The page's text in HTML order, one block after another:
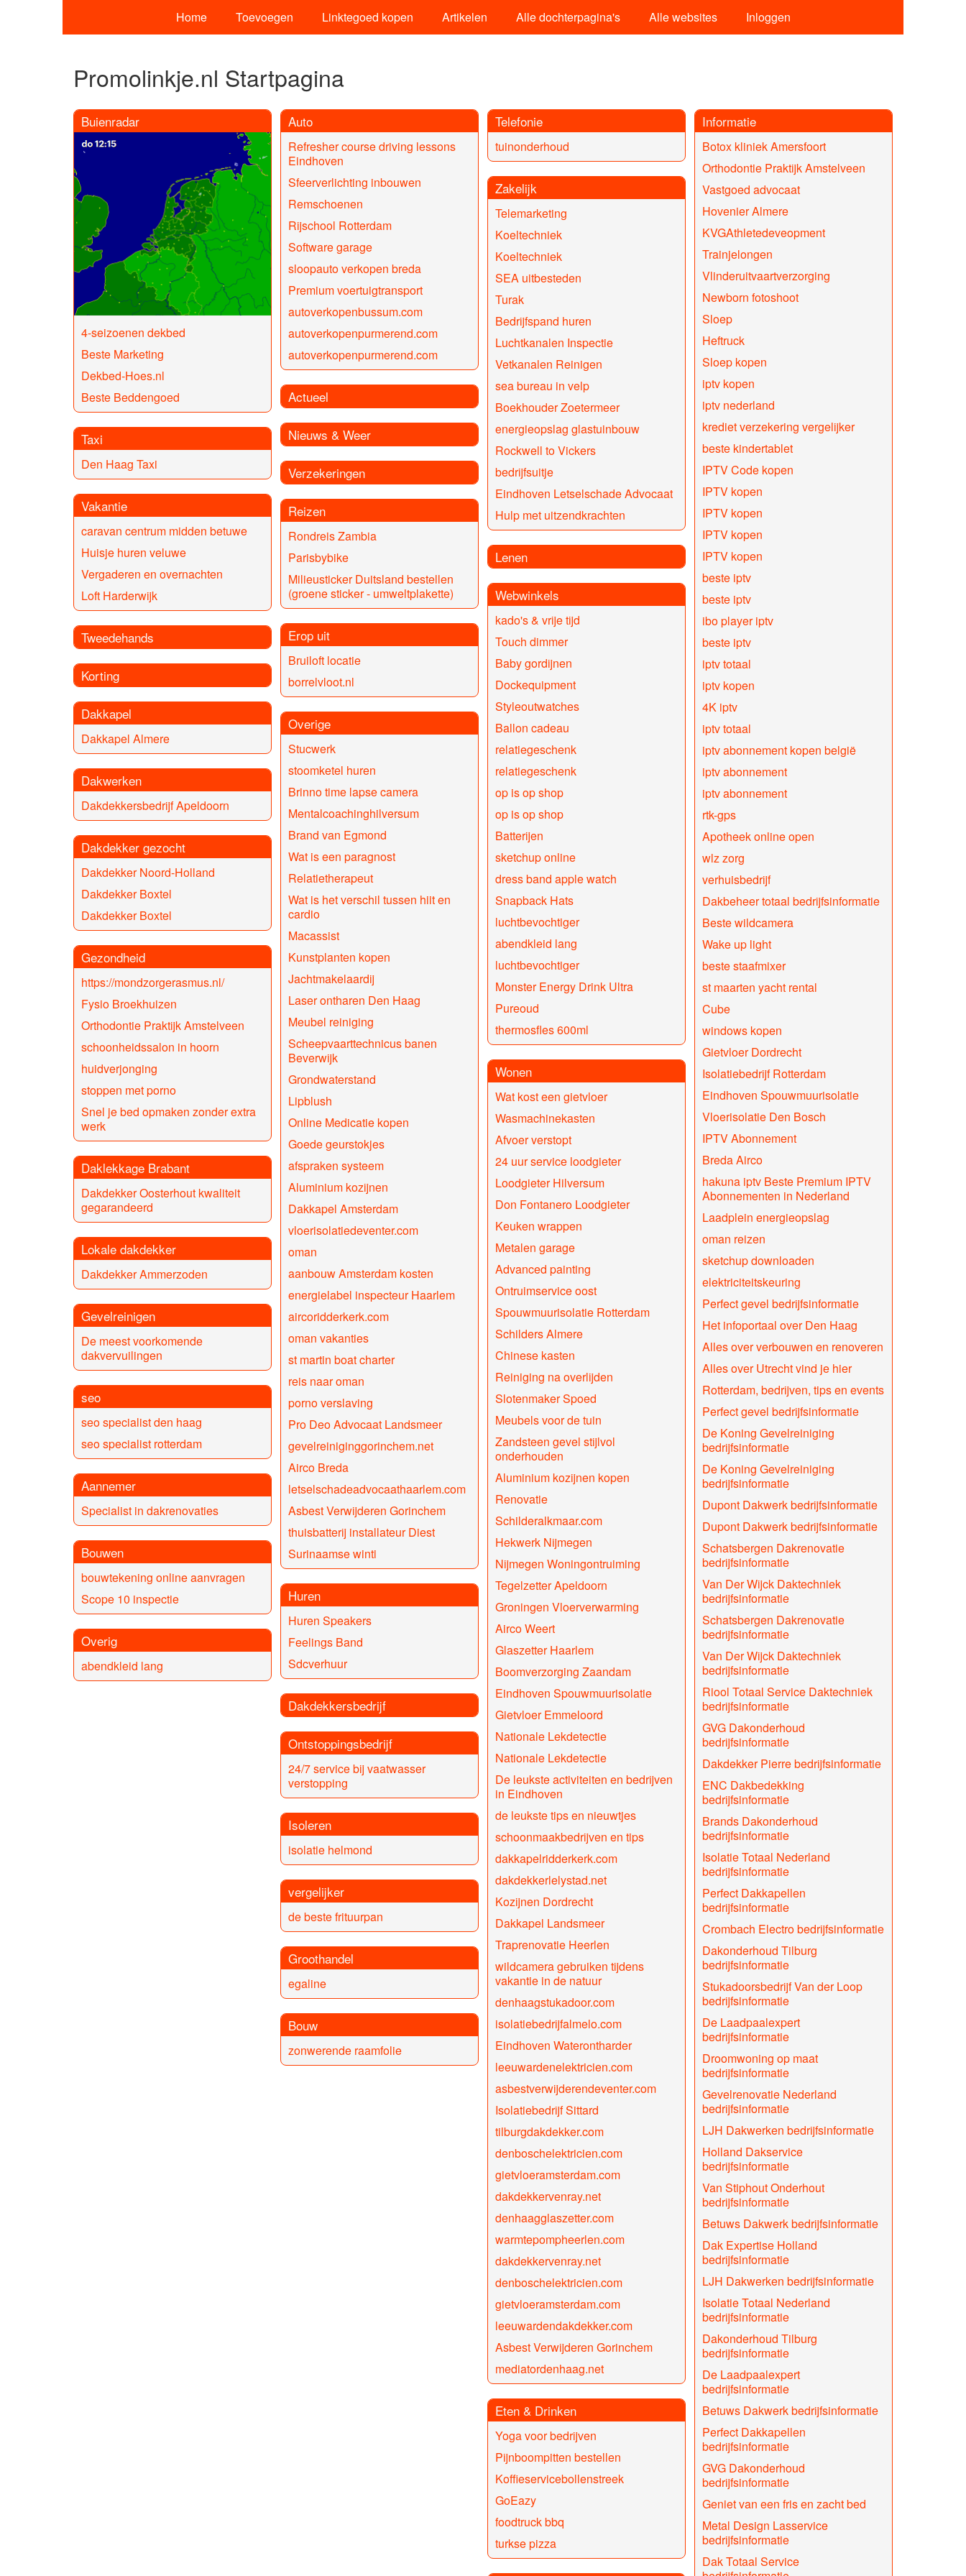
Home Toevoegen Linktegoed kopen Artikelen Alle dochterpagina's Alle websites Inloggen
Promolinkje.nl Startpagina
Buienradar
4-seizoenen dekbed
Beste Marketing
Dekbed-Hoes.nl
Beste Beddengoed
Taxi
Den Haag Taxi
Vakantie
caravan centrum midden betuwe
Huisje huren veluwe
Vergaderen en overnachten
Loft Harderwijk
Tweedehands
Korting
Dakkapel
Dakkapel Almere
Dakwerken
Dakdekkersbedrijf Apeldoorn
Dakdekker gezocht
Dakdekker Noord-Holland
Dakdekker Boxtel
Dakdekker Boxtel
Gezondheid
https://mondzorgerasmus.nl/
Fysio Broekhuizen
Orthodontie Praktijk Amstelveen
schoonheidssalon in hoorn
huidverjonging
stoppen met porno
Snel je bed opmaken zonder extra
werk
Daklekkage Brabant
Dakdekker Oosterhout kwaliteit
gegarandeerd
Lokale dakdekker
Dakdekker Ammerzoden
Gevelreinigen
De meest voorkomende
dakvervuilingen
seo
seo specialist den haag
seo specialist rotterdam
Aannemer
Specialist in dakrenovaties
Bouwen
bouwtekening online aanvragen
Scope 10 inspectie
Overig
abendkleid lang
Auto
Refresher course driving lessons
Eindhoven
Sfeerverlichting inbouwen
Remschoenen
Rijschool Rotterdam
Software garage
sloopauto verkopen breda
Premium voertuigtransport
autoverkopenbussum.com
autoverkopenpurmerend.com
autoverkopenpurmerend.com
Actueel
Nieuws & Weer
Verzekeringen
Reizen
Rondreis Zambia
Parisbybike
Milieusticker Duitsland bestellen
(groene sticker - umweltplakette)
Erop uit
Bruiloft locatie
borrelvloot.nl
Overige
Stucwerk
stoomketel huren
Brinno time lapse camera
Mentalcoachinghilversum
Brand van Egmond
Wat is een paragnost
Relatietherapeut
Wat is het verschil tussen hiit en
cardio
Macassist
Kunstplanten kopen
Jachtmakelaardij
Laser ontharen Den Haag
Meubel reiniging
Scheepvaarttechnicus banen
Beverwijk
Grondwaterstand
Lipblush
Online Medicatie kopen
Goede geurstokjes
afspraken systeem
Aluminium kozijnen
Dakkapel Amsterdam
vloerisolatiedeventer.com
oman
aanbouw Amsterdam kosten
energielabel inspecteur Haarlem
aircoridderkerk.com
oman vakanties
st martin boat charter
reis naar oman
porno verslaving
Pro Deo Advocaat Landsmeer
gevelreiniginggorinchem.net
Airco Breda
letselschadeadvocaathaarlem.com
Asbest Verwijderen Gorinchem
thuisbatterij installateur Diest
Surinaamse winti
Huren
Huren Speakers
Feelings Band
Sdcverhuur
Dakdekkersbedrijf
Ontstoppingsbedrijf
24/7 service bij vaatwasser
verstopping
Isoleren
isolatie helmond
vergelijker
de beste frituurpan
Groothandel
egaline
Bouw
zonwerende raamfolie
Telefonie
tuinonderhoud
Zakelijk
Telemarketing
Koeltechniek
Koeltechniek
SEA uitbesteden
Turak
Bedrijfspand huren
Luchtkanalen Inspectie
Vetkanalen Reinigen
sea bureau in velp
Boekhouder Zoetermeer
energieopslag glastuinbouw
Rockwell to Vickers
bedrijfsuitje
Eindhoven Letselschade Advocaat
Hulp met uitzendkrachten
Lenen
Webwinkels
kado's & vrije tijd
Touch dimmer
Baby gordijnen
Dockequipment
Styleoutwatches
Ballon cadeau
relatiegeschenk
relatiegeschenk
op is op shop
op is op shop
Batterijen
sketchup online
dress band apple watch
Snapback Hats
luchtbevochtiger
abendkleid lang
luchtbevochtiger
Monster Energy Drink Ultra
Pureoud
thermosfles 600ml
Wonen
Wat kost een gietvloer
Wasmachinekasten
Afvoer verstopt
24 uur service loodgieter
Loodgieter Hilversum
Don Fontanero Loodgieter
Keuken wrappen
Metalen garage
Advanced painting
Ontruimservice oost
Spouwmuurisolatie Rotterdam
Schilders Almere
Chinese kasten
Reiniging na overlijden
Slotenmaker Spoed
Meubels voor de tuin
Zandsteen gevel stijlvol
onderhouden
Aluminium kozijnen kopen
Renovatie
Schilderalkmaar.com
Hekwerk Nijmegen
Nijmegen Woningontruiming
Tegelzetter Apeldoorn
Groningen Vloerverwarming
Airco Weert
Glaszetter Haarlem
Boomverzorging Zaandam
Eindhoven Spouwmuurisolatie
Gietvloer Emmeloord
Nationale Lekdetectie
Nationale Lekdetectie
De leukste activiteiten en bedrijven
in Eindhoven
de leukste tips en nieuwtjes
schoonmaakbedrijven en tips
dakkapelridderkerk.com
dakdekkerlelystad.net
Kozijnen Dordrecht
Dakkapel Landsmeer
Traprenovatie Heerlen
wildcamera gebruiken tijdens
vakantie in de natuur
denhaagstukadoor.com
isolatiebedrijfalmelo.com
Eindhoven Waterontharder
leeuwardenelektricien.com
asbestverwijderendeventer.com
Isolatiebedrijf Sittard
tilburgdakdekker.com
denboschelektricien.com
gietvloeramsterdam.com
dakdekkervenray.net
denhaagglaszetter.com
warmtepompheerlen.com
dakdekkervenray.net
denboschelektricien.com
gietvloeramsterdam.com
leeuwardendakdekker.com
Asbest Verwijderen Gorinchem
mediatordenhaag.net
Eten & Drinken
Yoga voor bedrijven
Pijnboompitten bestellen
Koffieservicebollenstreek
GoEazy
foodtruck bbq
turkse pizza
Informatie
Botox kliniek Amersfoort
Orthodontie Praktijk Amstelveen
Vastgoed advocaat
Hovenier Almere
KVGAthletedeveopment
Trainjelongen
Vlinderuitvaartverzorging
Newborn fotoshoot
Sloep
Heftruck
Sloep kopen
iptv kopen
iptv nederland
krediet verzekering vergelijker
beste kindertablet
IPTV Code kopen
IPTV kopen
IPTV kopen
IPTV kopen
IPTV kopen
beste iptv
beste iptv
ibo player iptv
beste iptv
iptv totaal
iptv kopen
4K iptv
iptv totaal
iptv abonnement kopen belgië
iptv abonnement
iptv abonnement
rtk-gps
Apotheek online open
wlz zorg
verhuisbedrijf
Dakbeheer totaal bedrijfsinformatie
Beste wildcamera
Wake up light
beste staafmixer
st maarten yacht rental
Cube
windows kopen
Gietvloer Dordrecht
Isolatiebedrijf Rotterdam
Eindhoven Spouwmuurisolatie
Vloerisolatie Den Bosch
IPTV Abonnement
Breda Airco
hakuna iptv Beste Premium IPTV
Abonnementen in Nederland
Laadplein energieopslag
oman reizen
sketchup downloaden
elektriciteitskeuring
Perfect gevel bedrijfsinformatie
Het infoportaal over Den Haag
Alles over verbouwen en renoveren
Alles over Utrecht vind je hier
Rotterdam, bedrijven, tips en events
Perfect gevel bedrijfsinformatie
De Koning Gevelreiniging
bedrijfsinformatie
De Koning Gevelreiniging
bedrijfsinformatie
Dupont Dakwerk bedrijfsinformatie
Dupont Dakwerk bedrijfsinformatie
Schatsbergen Dakrenovatie
bedrijfsinformatie
Van Der Wijck Daktechniek
bedrijfsinformatie
Schatsbergen Dakrenovatie
bedrijfsinformatie
Van Der Wijck Daktechniek
bedrijfsinformatie
Riool Totaal Service Daktechniek
bedrijfsinformatie
GVG Dakonderhoud
bedrijfsinformatie
Dakdekker Pierre bedrijfsinformatie
ENC Dakbedekking
bedrijfsinformatie
Brands Dakonderhoud
bedrijfsinformatie
Isolatie Totaal Nederland
bedrijfsinformatie
Perfect Dakkapellen
bedrijfsinformatie
Crombach Electro bedrijfsinformatie
Dakonderhoud Tilburg
bedrijfsinformatie
Stukadoorsbedrijf Van der Loop
bedrijfsinformatie
De Laadpaalexpert
bedrijfsinformatie
Droomwoning op maat
bedrijfsinformatie
Gevelrenovatie Nederland
bedrijfsinformatie
LJH Dakwerken bedrijfsinformatie
Holland Dakservice
bedrijfsinformatie
Van Stiphout Onderhout
bedrijfsinformatie
Betuws Dakwerk bedrijfsinformatie
Dak Expertise Holland
bedrijfsinformatie
LJH Dakwerken bedrijfsinformatie
Isolatie Totaal Nederland
bedrijfsinformatie
Dakonderhoud Tilburg
bedrijfsinformatie
De Laadpaalexpert
bedrijfsinformatie
Betuws Dakwerk bedrijfsinformatie
Perfect Dakkapellen
bedrijfsinformatie
GVG Dakonderhoud
bedrijfsinformatie
Geniet van een fris en zacht bed
Metal Design Lasservice
bedrijfsinformatie
Dak Totaal Service